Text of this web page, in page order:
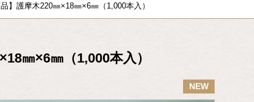
】護摩木220㎜×18㎜×6㎜（1,000本入）
㎜×6㎜（1,000本入）
NEW